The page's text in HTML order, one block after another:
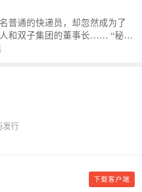
。 江湖传闻：龙
龙尘一出，鬼泣神哭。 本
雷同，那就是真事儿，想要对
群：487963015 微信公众号：
：pingfanmoshushi1982,公众
普通的快递员，却忽然成为了
和双子集团的董事长…… “秘
富翁的吃喝住行标准！” “好
不到的。
发行
下载客户端